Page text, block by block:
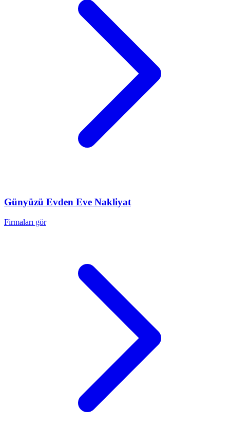
Günyüzü Evden Eve Nakliyat
Firmaları gör